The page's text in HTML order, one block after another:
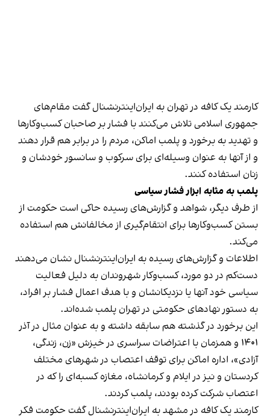
کارمند یک کافه در تهران به ایران‌اینترنشنال گفت مقام‌های
جمهوری اسلامی تلاش می‌کنند با فشار بر صاحبان کسب‌وکارها
و تهدید به برخورد و پلمب اماکن، مردم را در برابر هم قرار دهند
و از آنها به عنوان وسیله‌ای برای سرکوب و سانسور خودشان و
زنان استفاده کنند.
پلمب به مثابه ابزار فشار سیاسی
از طرف دیگر، شواهد و گزارش‌های رسیده حاکی است حکومت از
بستن کسب‌وکارها برای انتقام‌گیری از مخالفانش هم استفاده
می‌کند.
اطلاعات و گزارش‌های رسیده به ایران‌اینترنشنال نشان می‌دهند
دست‌کم در دو مورد، کسب‌وکار شهروندان به دلیل فعالیت
سیاسی خود آنها یا نزدیکانشان و با هدف اعمال فشار بر افراد،
به دستور نهادهای حکومتی در تهران پلمب شده‌اند.
این برخورد در گذشته هم سابقه داشته و به عنوان مثال در آذر
۱۴۰۱ و همزمان با اعتراضات سراسری در خیزش «زن، زندگی،
آزادی»، اداره اماکن برای توقف اعتصاب در شهرهای مختلف
کردستان و نیز در ایلام و کرمانشاه، مغازه کسبه‌ای را که در
اعتصاب شرکت کرده بودند، پلمب کردند.
کارمند یک کافه در مشهد به ایران‌اینترنشنال گفت حکومت فکر